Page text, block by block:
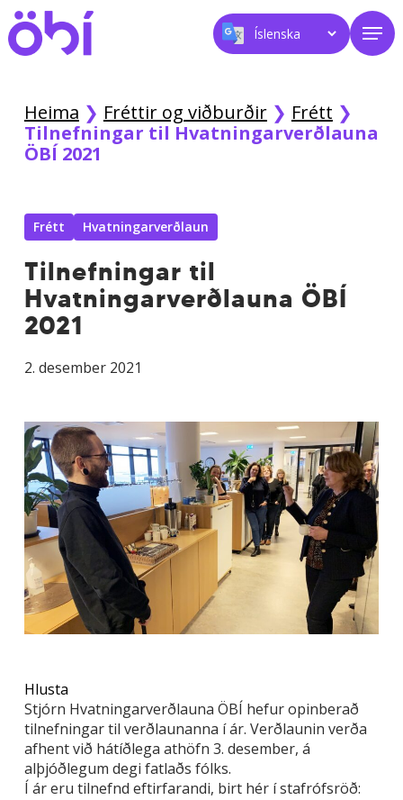
Skip
to
main
Heima ❯ Fréttir og viðburðir❯ Frétt ❯
Tilnefningar til Hvatningarverðlauna
ÖBÍ 2021
Frétt Hvatningarverðlaun
Tilnefningar til
Hvatningarverðlauna ÖBÍ
2021
2. desember 2021
Hlusta
Stjórn Hvatningarverðlauna ÖBÍ hefur opinberað
tilnefningar til verðlaunanna í ár. Verðlaunin verða
afhent við hátíðlega athöfn 3. desember, á
alþjóðlegum degi fatlaðs fólks.
Í ár eru tilnefnd eftirfarandi, birt hér í stafrófsröð: